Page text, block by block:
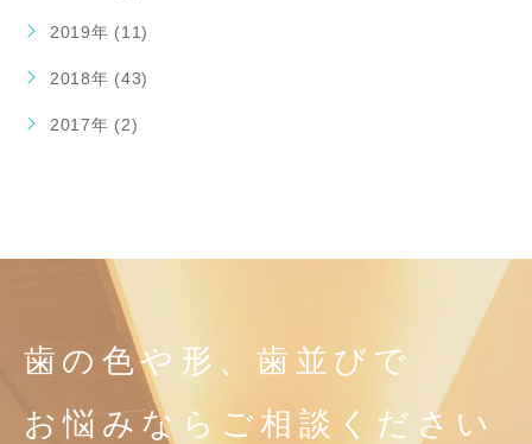
2019年 (11)
2018年 (43)
2017年 (2)
歯の色や形、歯並びで
お悩みならご相談ください